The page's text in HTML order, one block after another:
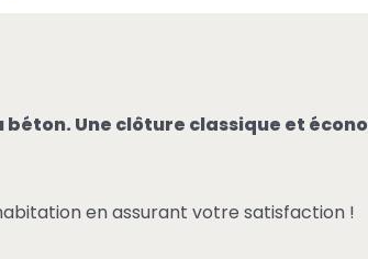
Une clôture classique et
en assurant votre satisfaction !